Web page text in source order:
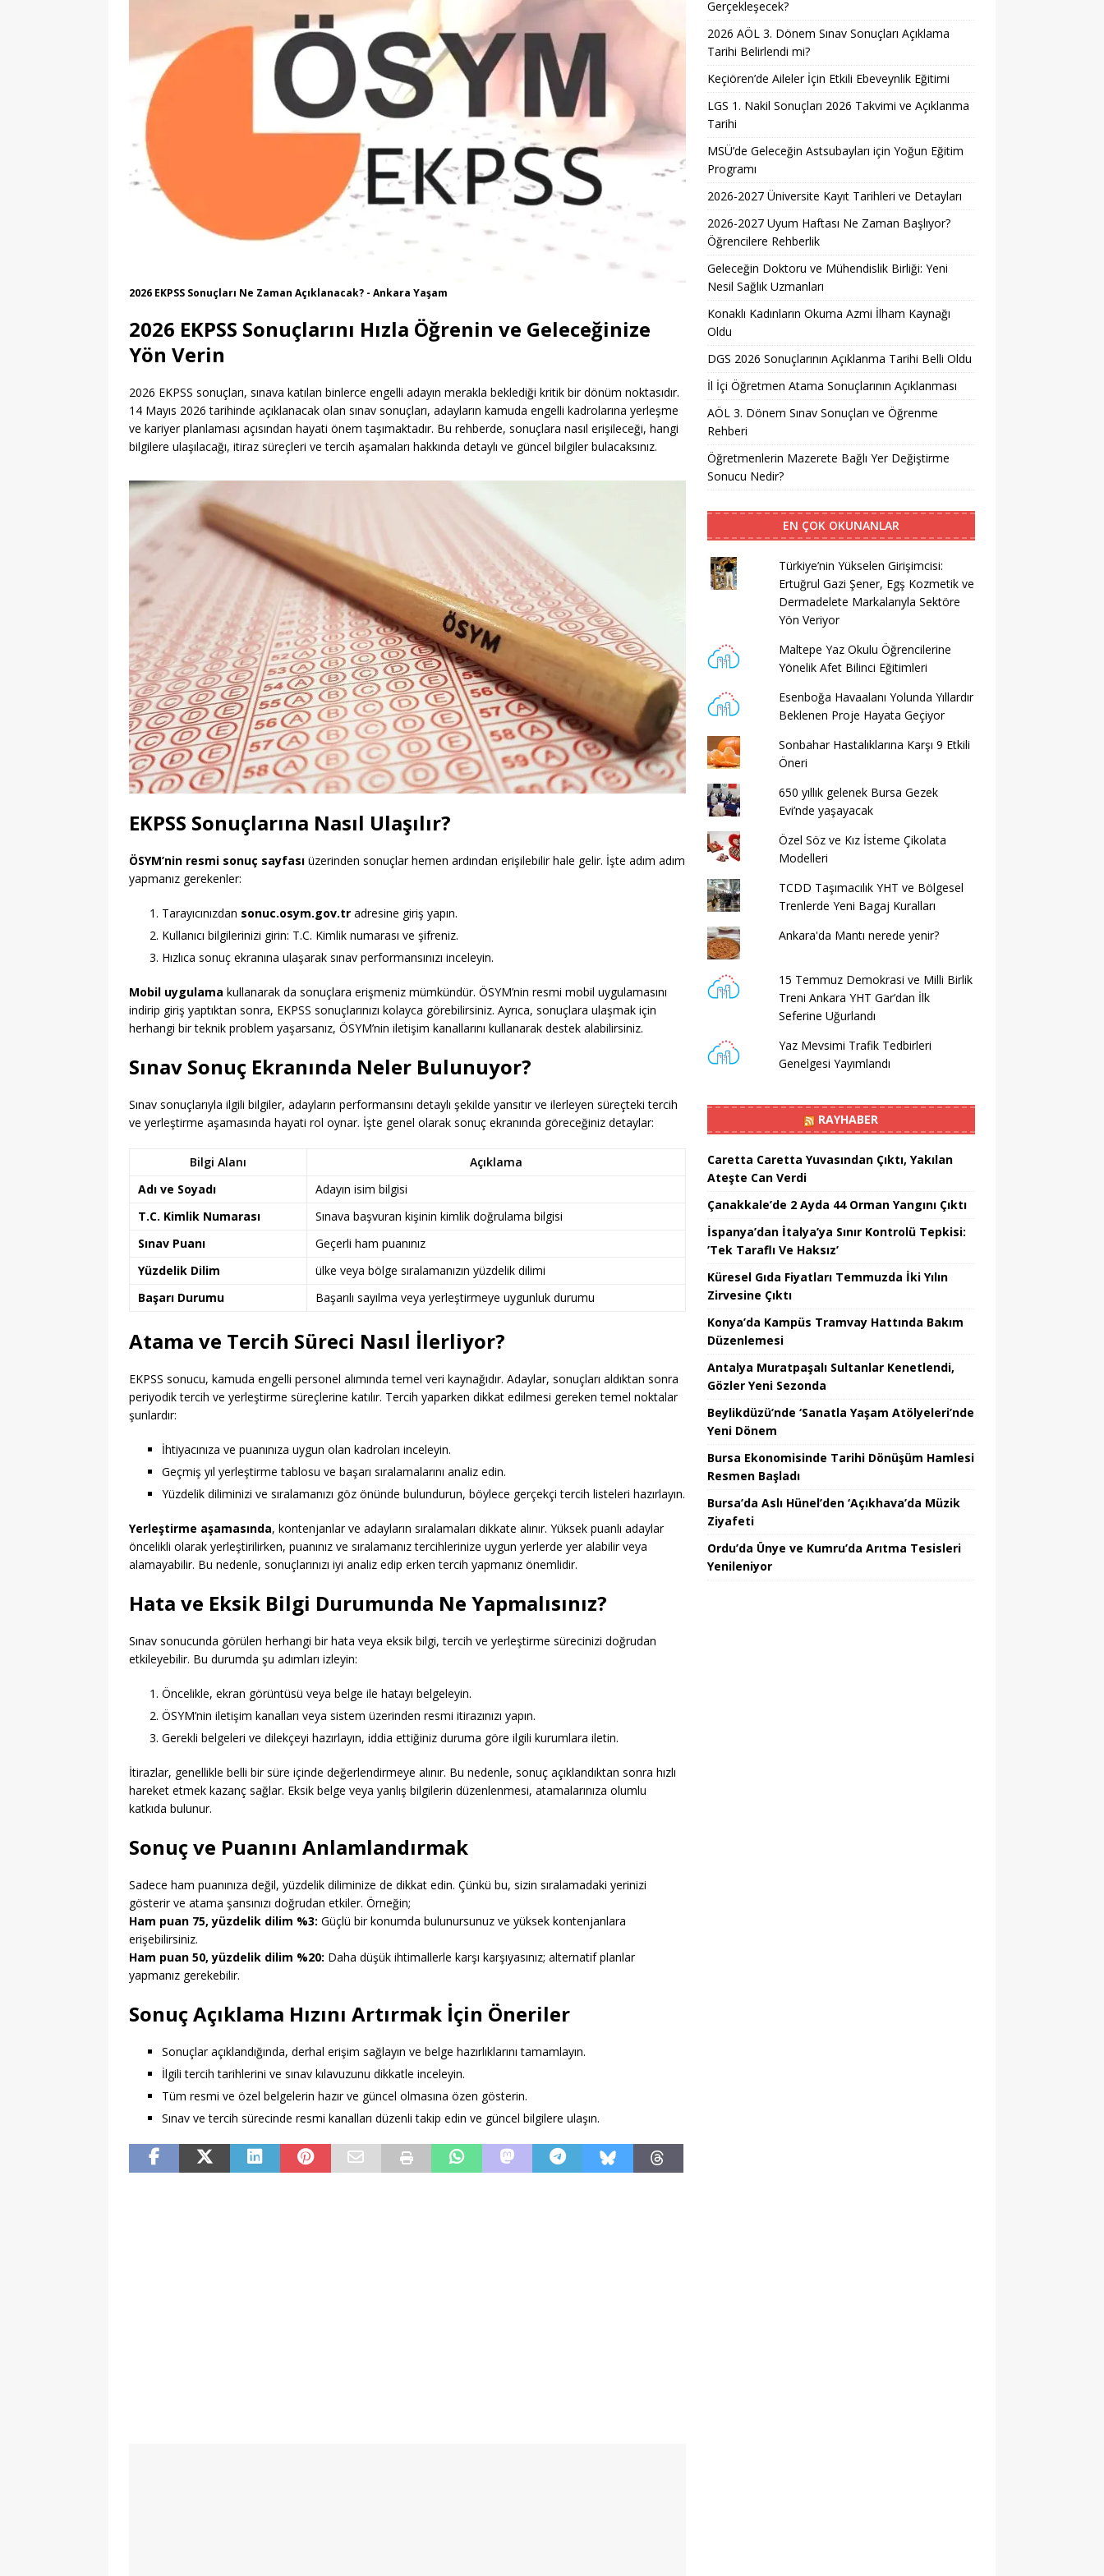
2026-2027 Üniversite Kayıt Tarihleri ve Detayları
EĞITIM
[ 06/08/2026 ] 2026-2027 Uyum Haftası Ne Zaman Başlıyor? Öğrencilere Rehberlik
EĞITIM
[ 06/08/2026 ]
Geleceğin Doktoru ve Mühendislik Birliği: Yeni Nesil Sağlık Uzmanları
EĞITIM
Konaklı Kadınların Okuma Azmi İlham Kaynağı Oldu
EĞITIM
DGS 2026 Sonuçlarının Açıklanma Tarihi Belli Oldu
EĞITIM
İl İçi Öğretmen Atama Sonuçlarının Açıklanması
EĞITIM
[ 06/08/2026 ]
AÖL 3. Dönem Sınav Sonuçları ve Öğrenme Rehberi
Öğretmenlerin Mazerete Bağlı Yer Değiştirme Sonucu Nedir?
EĞITIM
2026 EKPSS Sonuçları Ne Zaman Açıklanacak? - Ankara Yaşam
2026 EKPSS Sonuçlarını Hızla Öğrenin ve Geleceğinize
Yön Verin
2026 EKPSS sonuçları, sınava katılan binlerce engelli adayın merakla beklediği kritik bir dönüm noktasıdır.
14 Mayıs 2026 tarihinde açıklanacak olan sınav sonuçları, adayların kamuda engelli kadrolarına yerleşme
ve kariyer planlaması açısından hayati önem taşımaktadır. Bu rehberde, sonuçlara nasıl erişileceği, hangi
bilgilere ulaşılacağı, itiraz süreçleri ve tercih aşamaları hakkında detaylı ve güncel bilgiler bulacaksınız.
EKPSS Sonuçlarına Nasıl Ulaşılır?
ÖSYM’nin resmi sonuç sayfası üzerinden sonuçlar hemen ardından erişilebilir hale gelir. İşte adım adım
yapmanız gerekenler:
Tarayıcınızdan sonuc.osym.gov.tr adresine giriş yapın.
Kullanıcı bilgilerinizi girin: T.C. Kimlik numarası ve şifreniz.
Hızlıca sonuç ekranına ulaşarak sınav performansınızı inceleyin.
Mobil uygulama kullanarak da sonuçlara erişmeniz mümkündür. ÖSYM’nin resmi mobil uygulamasını
indirip giriş yaptıktan sonra, EKPSS sonuçlarınızı kolayca görebilirsiniz. Ayrıca, sonuçlara ulaşmak için
herhangi bir teknik problem yaşarsanız, ÖSYM’nin iletişim kanallarını kullanarak destek alabilirsiniz.
Sınav Sonuç Ekranında Neler Bulunuyor?
Sınav sonuçlarıyla ilgili bilgiler, adayların performansını detaylı şekilde yansıtır ve ilerleyen süreçteki tercih
ve yerleştirme aşamasında hayati rol oynar. İşte genel olarak sonuç ekranında göreceğiniz detaylar:
Bilgi Alanı
Açıklama
Adı ve Soyadı
Adayın isim bilgisi
T.C. Kimlik Numarası
Sınava başvuran kişinin kimlik doğrulama bilgisi
Sınav Puanı
Geçerli ham puanınız
Yüzdelik Dilim
ülke veya bölge sıralamanızın yüzdelik dilimi
Başarı Durumu
Başarılı sayılma veya yerleştirmeye uygunluk durumu
Atama ve Tercih Süreci Nasıl İlerliyor?
EKPSS sonucu, kamuda engelli personel alımında temel veri kaynağıdır. Adaylar, sonuçları aldıktan sonra
periyodik tercih ve yerleştirme süreçlerine katılır. Tercih yaparken dikkat edilmesi gereken temel noktalar
şunlardır:
İhtiyacınıza ve puanınıza uygun olan kadroları inceleyin.
Geçmiş yıl yerleştirme tablosu ve başarı sıralamalarını analiz edin.
Yüzdelik diliminizi ve sıralamanızı göz önünde bulundurun, böylece gerçekçi tercih listeleri hazırlayın.
Yerleştirme aşamasında, kontenjanlar ve adayların sıralamaları dikkate alınır. Yüksek puanlı adaylar
öncelikli olarak yerleştirilirken, puanınız ve sıralamanız tercihlerinize uygun yerlerde yer alabilir veya
alamayabilir. Bu nedenle, sonuçlarınızı iyi analiz edip erken tercih yapmanız önemlidir.
Hata ve Eksik Bilgi Durumunda Ne Yapmalısınız?
Sınav sonucunda görülen herhangi bir hata veya eksik bilgi, tercih ve yerleştirme sürecinizi doğrudan
etkileyebilir. Bu durumda şu adımları izleyin:
Öncelikle, ekran görüntüsü veya belge ile hatayı belgeleyin.
ÖSYM’nin iletişim kanalları veya sistem üzerinden resmi itirazınızı yapın.
Gerekli belgeleri ve dilekçeyi hazırlayın, iddia ettiğiniz duruma göre ilgili kurumlara iletin.
İtirazlar, genellikle belli bir süre içinde değerlendirmeye alınır. Bu nedenle, sonuç açıklandıktan sonra hızlı
hareket etmek kazanç sağlar. Eksik belge veya yanlış bilgilerin düzenlenmesi, atamalarınıza olumlu
katkıda bulunur.
Sonuç ve Puanını Anlamlandırmak
Sadece ham puanınıza değil, yüzdelik diliminize de dikkat edin. Çünkü bu, sizin sıralamadaki yerinizi
gösterir ve atama şansınızı doğrudan etkiler. Örneğin;
Ham puan 75, yüzdelik dilim %3: Güçlü bir konumda bulunursunuz ve yüksek kontenjanlara
erişebilirsiniz.
Ham puan 50, yüzdelik dilim %20: Daha düşük ihtimallerle karşı karşıyasınız; alternatif planlar
yapmanız gerekebilir.
Sonuç Açıklama Hızını Artırmak İçin Öneriler
Sonuçlar açıklandığında, derhal erişim sağlayın ve belge hazırlıklarını tamamlayın.
İlgili tercih tarihlerini ve sınav kılavuzunu dikkatle inceleyin.
Tüm resmi ve özel belgelerin hazır ve güncel olmasına özen gösterin.
Sınav ve tercih sürecinde resmi kanalları düzenli takip edin ve güncel bilgilere ulaşın.
Gerçekleşecek?
2026 AÖL 3. Dönem Sınav Sonuçları Açıklama
Tarihi Belirlendi mi?
Keçiören’de Aileler İçin Etkili Ebeveynlik Eğitimi
LGS 1. Nakil Sonuçları 2026 Takvimi ve Açıklanma
Tarihi
MSÜ’de Geleceğin Astsubayları için Yoğun Eğitim
Programı
2026-2027 Üniversite Kayıt Tarihleri ve Detayları
2026-2027 Uyum Haftası Ne Zaman Başlıyor?
Öğrencilere Rehberlik
Geleceğin Doktoru ve Mühendislik Birliği: Yeni
Nesil Sağlık Uzmanları
Konaklı Kadınların Okuma Azmi İlham Kaynağı
Oldu
DGS 2026 Sonuçlarının Açıklanma Tarihi Belli Oldu
İl İçi Öğretmen Atama Sonuçlarının Açıklanması
AÖL 3. Dönem Sınav Sonuçları ve Öğrenme
Rehberi
Öğretmenlerin Mazerete Bağlı Yer Değiştirme
Sonucu Nedir?
EN ÇOK OKUNANLAR
Türkiye’nin Yükselen Girişimcisi:
Ertuğrul Gazi Şener, Egş Kozmetik ve
Dermadelete Markalarıyla Sektöre
Yön Veriyor
Maltepe Yaz Okulu Öğrencilerine
Yönelik Afet Bilinci Eğitimleri
Esenboğa Havaalanı Yolunda Yıllardır
Beklenen Proje Hayata Geçiyor
Sonbahar Hastalıklarına Karşı 9 Etkili
Öneri
650 yıllık gelenek Bursa Gezek
Evi’nde yaşayacak
Özel Söz ve Kız İsteme Çikolata
Modelleri
TCDD Taşımacılık YHT ve Bölgesel
Trenlerde Yeni Bagaj Kuralları
Ankara'da Mantı nerede yenir?
15 Temmuz Demokrasi ve Milli Birlik
Treni Ankara YHT Gar’dan İlk
Seferine Uğurlandı
Yaz Mevsimi Trafik Tedbirleri
Genelgesi Yayımlandı
RAYHABER
Caretta Caretta Yuvasından Çıktı, Yakılan
Ateşte Can Verdi
Çanakkale’de 2 Ayda 44 Orman Yangını Çıktı
İspanya’dan İtalya’ya Sınır Kontrolü Tepkisi:
’Tek Taraflı Ve Haksız’
Küresel Gıda Fiyatları Temmuzda İki Yılın
Zirvesine Çıktı
Konya’da Kampüs Tramvay Hattında Bakım
Düzenlemesi
Antalya Muratpaşalı Sultanlar Kenetlendi,
Gözler Yeni Sezonda
Beylikdüzü’nde ‘Sanatla Yaşam Atölyeleri’nde
Yeni Dönem
Bursa Ekonomisinde Tarihi Dönüşüm Hamlesi
Resmen Başladı
Bursa’da Aslı Hünel’den ‘Açıkhava’da Müzik
Ziyafeti
Ordu’da Ünye ve Kumru’da Arıtma Tesisleri
Yenileniyor